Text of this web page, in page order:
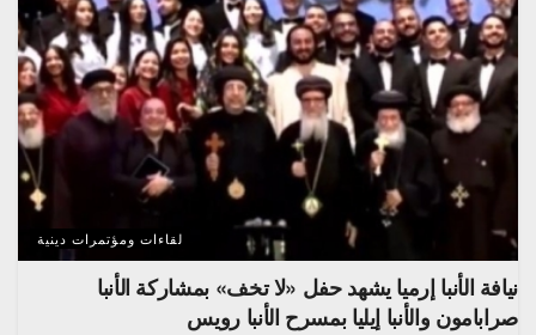
لقاءات ومؤتمرات دينية
نيافة الأنبا إرميا يشهد حفل «لا تخف» بمشاركة الأنبا
صرابامون والأنبا إيليا بمسرح الأنبا رويس